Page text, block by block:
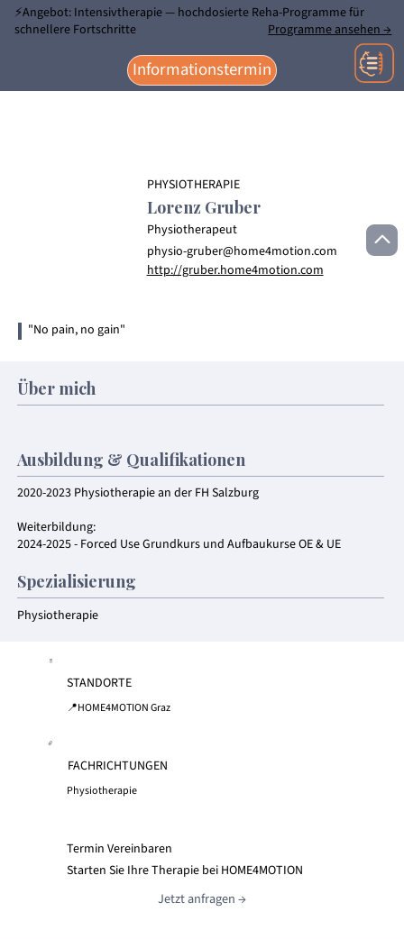
Informationstermin
⚡Angebot: Intensivtherapie — hochdosierte Reha-Programme für
schnellere Fortschritte
Programme ansehen →
Home / Team
PHYSIOTHERAPIE
Lorenz Gruber
Physiotherapeut
physio-gruber@home4motion.com
http://gruber.home4motion.com
"No pain, no gain"
Über mich
Ausbildung & Qualifikationen
2020-2023 Physiotherapie an der FH Salzburg
Weiterbildung:
2024-2025 - Forced Use Grundkurs und Aufbaukurse OE & UE
Spezialisierung
Physiotherapie
STANDORTE
📍HOME4MOTION Graz
FACHRICHTUNGEN
Physiotherapie
Termin Vereinbaren
Starten Sie Ihre Therapie bei HOME4MOTION
Jetzt anfragen →